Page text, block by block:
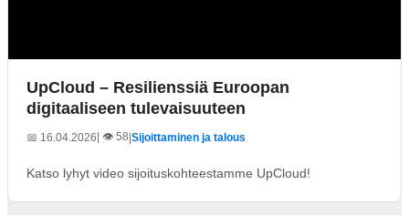
UpCloud – Resilienssiä Euroopan
digitaaliseen tulevaisuuteen
📅 16.04.2026| 👁️ 58 Sijoittaminen ja talous
Katso lyhyt video sijoituskohteestamme UpCloud!